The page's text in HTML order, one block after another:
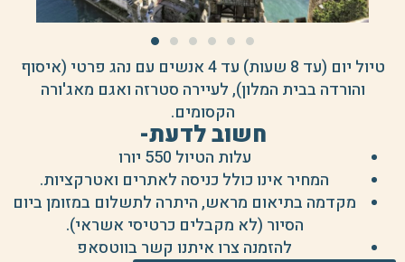
טיול יום (עד 8 שעות) עד 4 אנשים עם נהג פרטי (איסוף
והורדה בבית המלון), לעיירה סטרזה ואגם מאג'ורה
הקסומים.
חשוב לדעת-
עלות הטיול 550 יורו
המחיר אינו כולל כניסה לאתרים ואטרקציות.
מקדמה בתיאום מראש, היתרה לתשלום במזומן ביום
הסיור (לא מקבלים כרטיסי אשראי).
להזמנה צרו איתנו קשר בווטסאפ